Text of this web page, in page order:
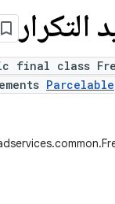
التكرار
final class
Parcelable